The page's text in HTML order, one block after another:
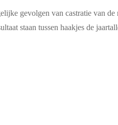
gevolgen van castratie van
staan tussen haakjes de